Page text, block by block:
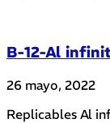
B-12-Al
26 mayo, 2022
Replicables Al